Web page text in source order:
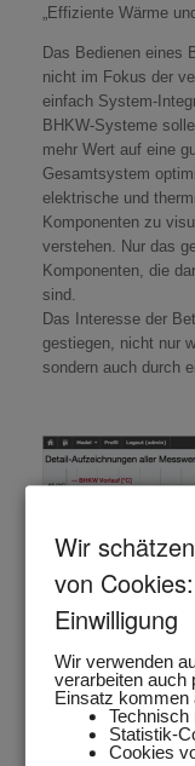
„Effiziente Wärme
Das Bedienen eines
nicht im Fokus der
einfach System-
BHKW-Systeme
mehr Wert auf eine
Gesamtsystem
elektrische und
Komponenten zu
verstehen. Nur das
Komponenten, die
sind.
Das Interesse der
gestiegen, nicht nur
sondern auch durch
Wir
von
Einwilligung
Wir verwenden
verarbeiten auch
Einsatz kommen
Technisch
Statistik-
Cookies